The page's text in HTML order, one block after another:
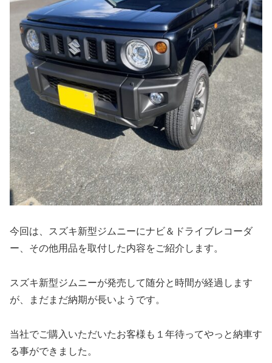
今回は、スズキ新型ジムニーにナビ＆ドライブレコーダ
ー、その他用品を取付した内容をご紹介します。
スズキ新型ジムニーが発売して随分と時間が経過します
が、まだまだ納期が長いようです。
当社でご購入いただいたお客様も１年待ってやっと納車す
る事ができました。